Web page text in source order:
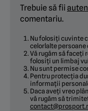
Trebuie să fii
comentariu.
Nu folosiți cuvinte
celorlalte persoane
Vă rugăm să faceți
folosiți un limbaj
Nu sunt permise
Pentru protecția
informații
Daca aveți vreo
vă rugăm să